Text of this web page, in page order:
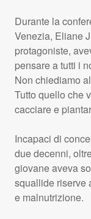
Durante la
Venezia, Eliane
protagoniste,
pensare a tutti i
Non chiediamo
Tutto quello che
cacciare e
Incapaci di
due decenni,
giovane aveva
squallide riserve
e malnutrizione.